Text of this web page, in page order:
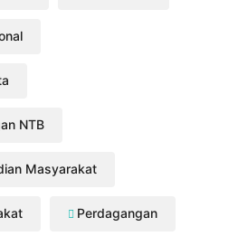
NTB
Masyarakat
Perdagangan